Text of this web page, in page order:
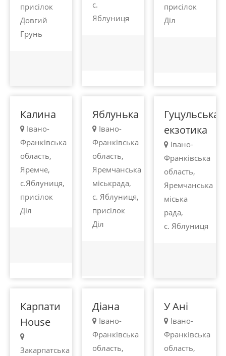
присілок
Довгий
Грунь
с.
Яблуниця
присілок
Діл
100 -
Калина
Івано-
Франківська
область,
Яремче,
с.Яблуниця,
присілок
Діл
Яблунька
Івано-
Франківська
область,
Яремчанська
міськрада,
с. Яблуниця,
присілок
Діл
Гуцульська
екзотика
Івано-
Франківська
область,
Яремчанська
міська
рада,
с. Яблуниця
Карпати
House
Закарпатська
100 -
Діана
Івано-
Франківська
область,
100 -
У Ані
Івано-
Франківська
область,